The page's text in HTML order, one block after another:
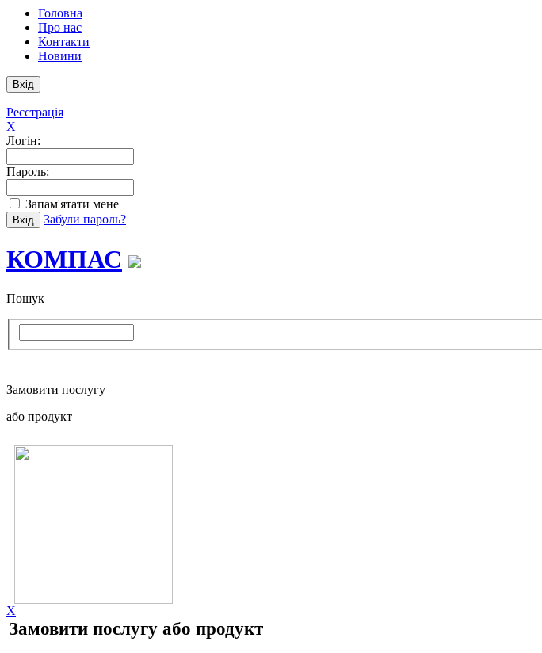
Головна
Про нас
Контакти
Новини
Реєстрація
X
Логін:
Пароль:
Запам'ятати мене
Забули пароль?
КОМПАС
Пошук
Замовити послугу
або продукт
X
Замовити послугу або продукт